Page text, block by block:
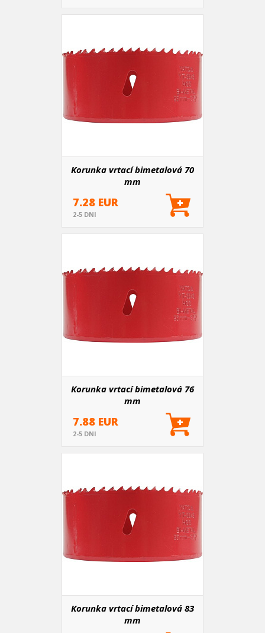
Korunka vrtací bimetalová 70
mm
7.28 EUR
2-5 DNI
Korunka vrtací bimetalová 76
mm
7.88 EUR
2-5 DNI
Korunka vrtací bimetalová 83
mm